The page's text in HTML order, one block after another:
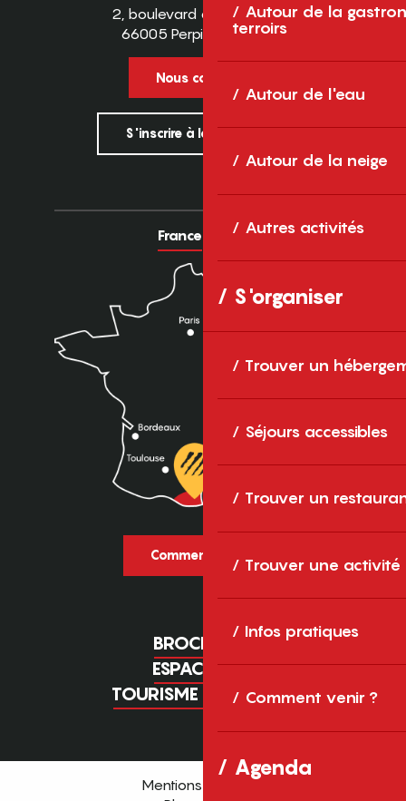
Autour de la
terroirs
Autour de l'eau
Autour de la neige
Autres activités
S'organiser
Trouver un
Séjours accessibles
Trouver un
Trouver une activité
Infos pratiques
Comment venir ?
Agenda
2, boulevard des Pyrénées
66005 Perpignan Cedex
Nous contacter
S'inscrire à la newsletter
France Europe
Comment venir ?
BROCHURES
ESPACE PRO
TOURISME D'AFFAIRES
Mentions légales